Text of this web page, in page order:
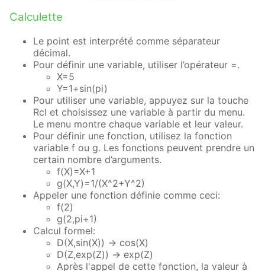
Calculette
Le point est interprété comme séparateur
décimal.
Pour définir une variable, utiliser l’opérateur =.
X=5
Y=1+sin(pi)
Pour utiliser une variable, appuyez sur la touche
Rcl et choisissez une variable à partir du menu.
Le menu montre chaque variable et leur valeur.
Pour définir une fonction, utilisez la fonction
variable f ou g. Les fonctions peuvent prendre un
certain nombre d’arguments.
f(X)=X+1
g(X,Y)=1/(X^2+Y^2)
Appeler une fonction définie comme ceci:
f(2)
g(2,pi+1)
Calcul formel:
D(X,sin(X)) → cos(X)
D(Z,exp(Z)) → exp(Z)
Après l'appel de cette fonction, la valeur à